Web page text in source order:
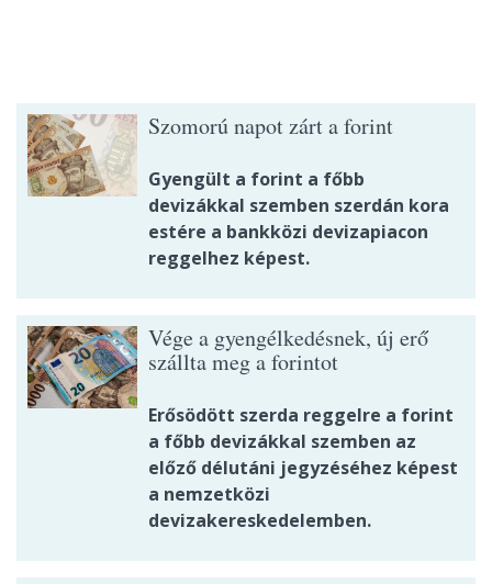
Szomorú napot zárt a forint
Gyengült a forint a főbb
devizákkal szemben szerdán kora
estére a bankközi devizapiacon
reggelhez képest.
Vége a gyengélkedésnek, új erő
szállta meg a forintot
Erősödött szerda reggelre a forint
a főbb devizákkal szemben az
előző délutáni jegyzéséhez képest
a nemzetközi
devizakereskedelemben.